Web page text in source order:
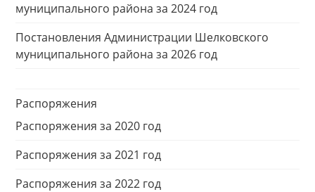
муниципального района за 2024 год
Постановления Администрации Шелковского
муниципального района за 2026 год
Распоряжения
Распоряжения за 2020 год
Распоряжения за 2021 год
Распоряжения за 2022 год